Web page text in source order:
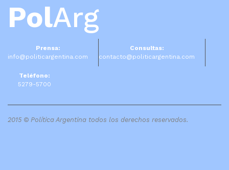
PolArg
Prensa:
info@politicargentina.com
Consultas:
contacto@politicargentina.com
Teléfono:
5279-5700
2015 © Política Argentina todos los derechos reservados.